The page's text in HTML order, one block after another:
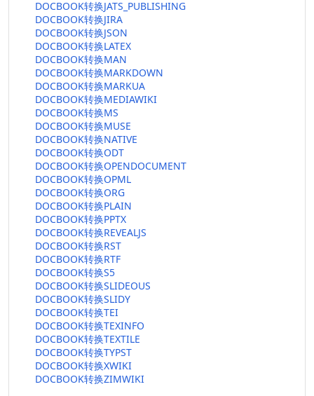
DOCBOOK转换JATS_PUBLISHING
DOCBOOK转换JIRA
DOCBOOK转换JSON
DOCBOOK转换LATEX
DOCBOOK转换MAN
DOCBOOK转换MARKDOWN
DOCBOOK转换MARKUA
DOCBOOK转换MEDIAWIKI
DOCBOOK转换MS
DOCBOOK转换MUSE
DOCBOOK转换NATIVE
DOCBOOK转换ODT
DOCBOOK转换OPENDOCUMENT
DOCBOOK转换OPML
DOCBOOK转换ORG
DOCBOOK转换PLAIN
DOCBOOK转换PPTX
DOCBOOK转换REVEALJS
DOCBOOK转换RST
DOCBOOK转换RTF
DOCBOOK转换S5
DOCBOOK转换SLIDEOUS
DOCBOOK转换SLIDY
DOCBOOK转换TEI
DOCBOOK转换TEXINFO
DOCBOOK转换TEXTILE
DOCBOOK转换TYPST
DOCBOOK转换XWIKI
DOCBOOK转换ZIMWIKI